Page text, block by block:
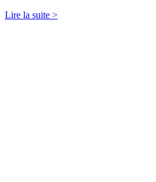
Lire la suite >